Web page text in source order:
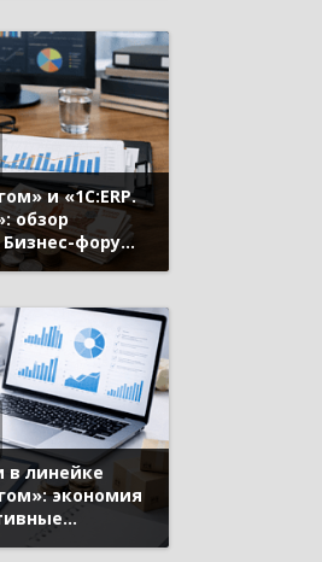
и «1С:ERP.
обзор
Бизнес-форум
Митрохин
в линейке
экономия